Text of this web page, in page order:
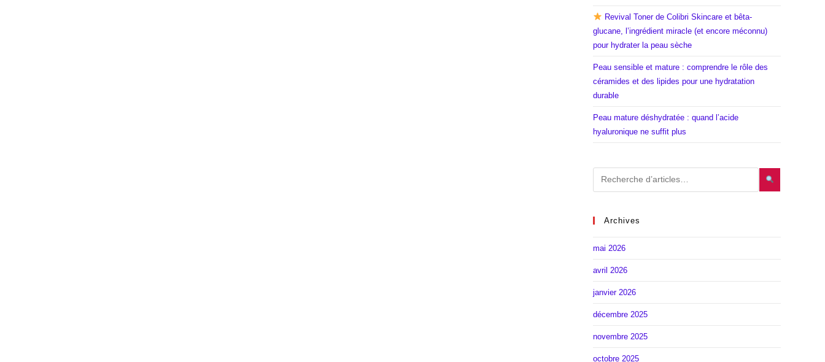
Revival Toner de Colibri Skincare et bêta-
glucane, l’ingrédient miracle (et encore méconnu)
pour hydrater la peau sèche
Peau sensible et mature : comprendre le rôle des
céramides et des lipides pour une hydratation
durable
Peau mature déshydratée : quand l’acide
hyaluronique ne suffit plus
Archives
mai 2026
avril 2026
janvier 2026
décembre 2025
novembre 2025
octobre 2025